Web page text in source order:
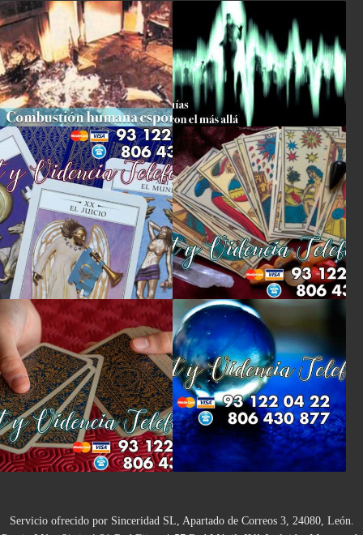
Servicio ofrecido por Sinceridad SL, Apartado de Correos 3, 24080, León.